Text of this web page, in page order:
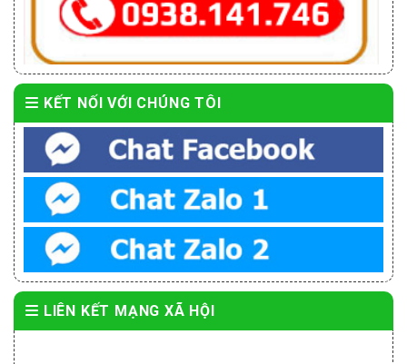
KẾT NỐI VỚI CHÚNG TÔI
LIÊN KẾT MẠNG XÃ HỘI